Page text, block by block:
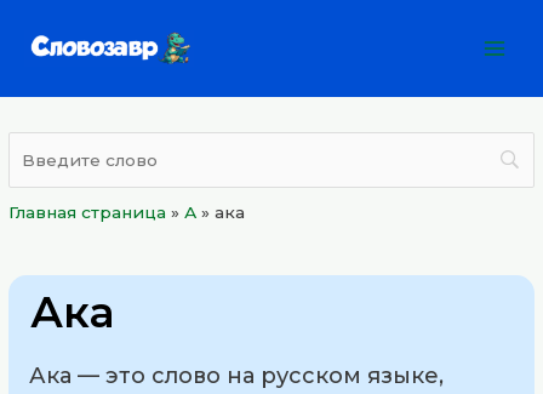
Главная страница »А »ака
Ака
Ака — это слово на русском языке,